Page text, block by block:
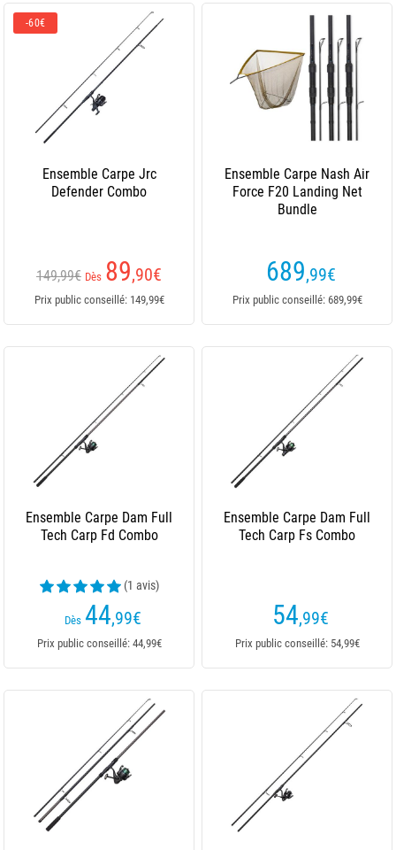
-60€
Ensemble Carpe Jrc
Defender Combo
149,99€ Dès 89,90€
Prix public conseillé: 149,99€
Ensemble Carpe Nash Air
Force F20 Landing Net
Bundle
689,99€
Prix public conseillé: 689,99€
Ensemble Carpe Dam Full
Tech Carp Fd Combo
(1 avis)
Dès 44,99€
Prix public conseillé: 44,99€
Ensemble Carpe Dam Full
Tech Carp Fs Combo
54,99€
Prix public conseillé: 54,99€